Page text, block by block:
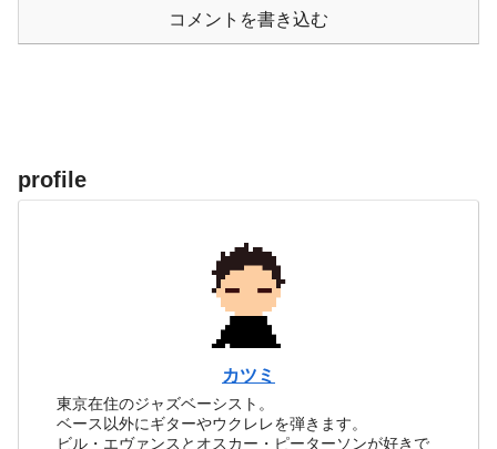
コメントを書き込む
profile
カツミ
東京在住のジャズベーシスト。
ベース以外にギターやウクレレを弾きます。
ビル・エヴァンスとオスカー・ピーターソンが好きで